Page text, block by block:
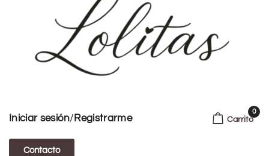
Iniciar sesión/ Registrarme
Contacto
Carrito
0